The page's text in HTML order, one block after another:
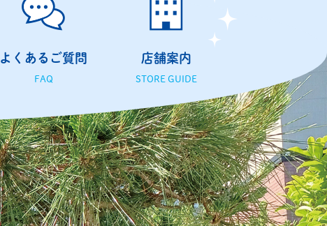
よくあるご質問
FAQ
店舗案内
STORE GUIDE